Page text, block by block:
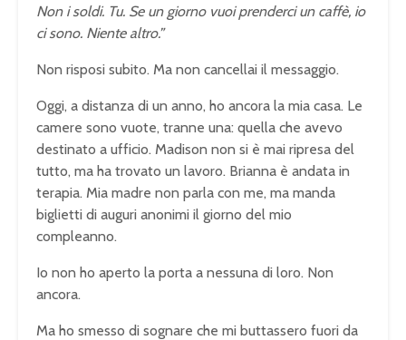
Non i soldi. Tu. Se un giorno vuoi prenderci un caffè, io
ci sono. Niente altro.”
Non risposi subito. Ma non cancellai il messaggio.
Oggi, a distanza di un anno, ho ancora la mia casa. Le
camere sono vuote, tranne una: quella che avevo
destinato a ufficio. Madison non si è mai ripresa del
tutto, ma ha trovato un lavoro. Brianna è andata in
terapia. Mia madre non parla con me, ma manda
biglietti di auguri anonimi il giorno del mio
compleanno.
Io non ho aperto la porta a nessuna di loro. Non
ancora.
Ma ho smesso di sognare che mi buttassero fuori da